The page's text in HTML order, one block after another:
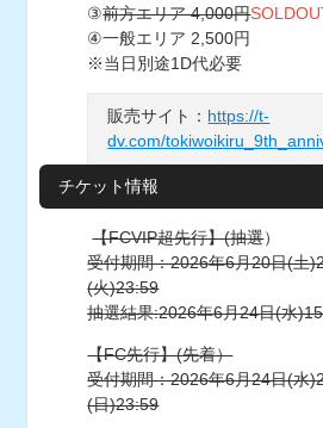
③前方エリア 4,000円
④一般エリア 2,500円
※当日別途1D代必要
販売サイト： https://t-
dv.com/
チケット情報
【FCVIP超先行】(抽選）
受付期間：2026年6月20日(土
(火)23:59
抽選結果:2026年6月24日(水
【FC先行】(先着）
受付期間：2026年6月24日(水
(日)23:59